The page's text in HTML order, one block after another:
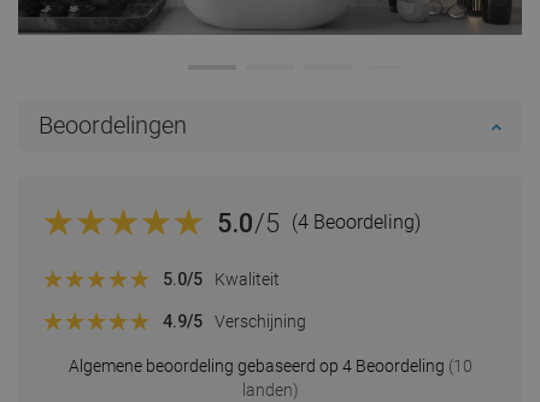
Beoordelingen
5.0/5 (4 Beoordeling)
Algemene beoordeling gebaseerd op 4 Beoordeling (10
landen)
5.0/5 Kwaliteit
4.9/5 Verschijning